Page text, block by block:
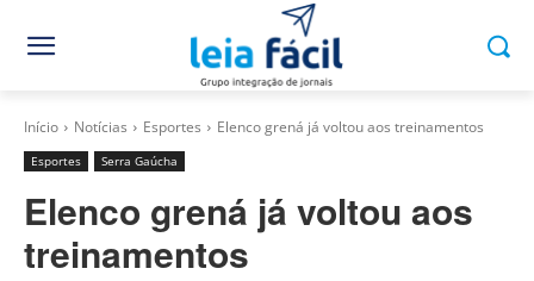
Início Notícias Esportes Elenco grená já voltou aos treinamentos
Esportes Serra Gaúcha
Elenco grená já voltou aos
treinamentos